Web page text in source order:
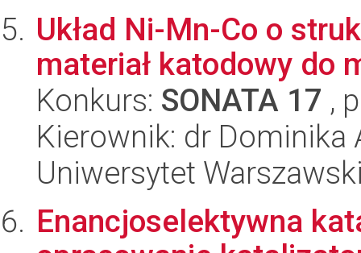
Układ Ni-Mn-Co o
materiał katodowy do
Konkurs: SONATA 17 ,
Kierownik: dr Dominika
Uniwersytet
Enancjoselektywna